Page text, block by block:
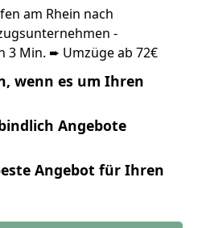
am Rhein nach
-
3 Min. ➨ Umzüge ab 72€
wenn es um Ihren
Angebote
Angebot für Ihren